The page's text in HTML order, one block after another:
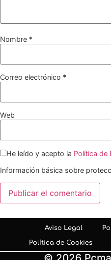
Nombre *
Correo electrónico *
Web
He leído y acepto la Política de
Información básica sobre
Aviso Legal
Política de Cookies